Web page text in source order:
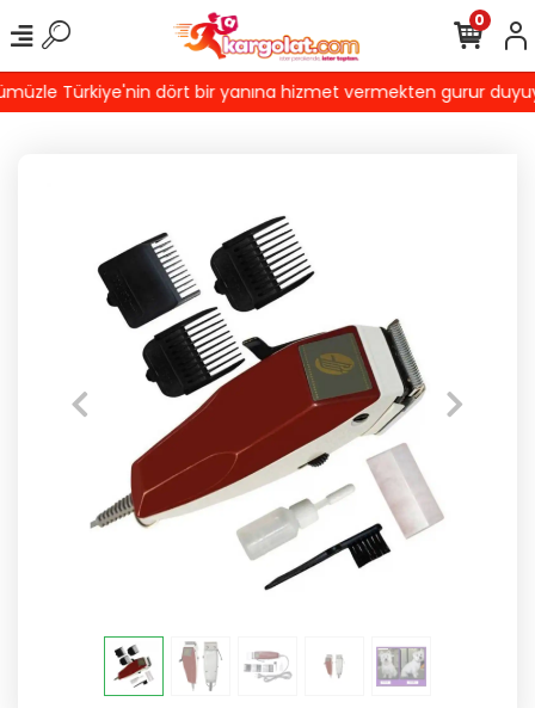
Türkiye'nin dört bir yanına hizmet vermekten gurur
0